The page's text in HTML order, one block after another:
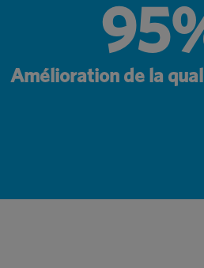
Amélioration de la